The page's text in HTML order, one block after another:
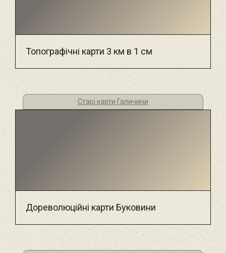
Топографічні карти 3 км в 1 см
Старі карти Галичини
Дореволюційні карти Буковини